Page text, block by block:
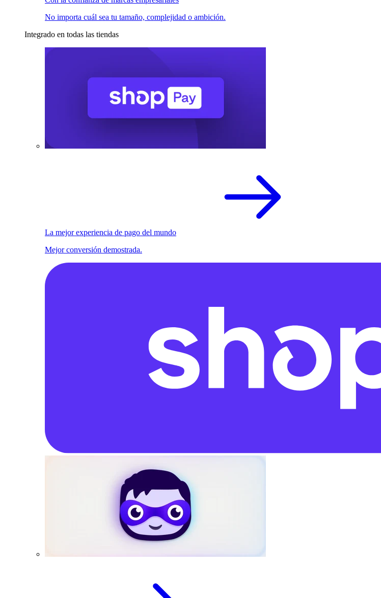
No importa cuál sea tu tamaño, complejidad o ambición.
Integrado en todas las tiendas
La mejor experiencia de pago del mundo
Mejor conversión demostrada.